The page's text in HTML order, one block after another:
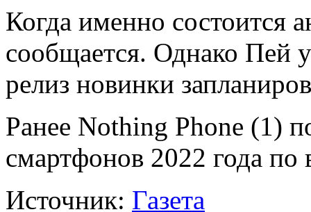
Когда именно состоится
сообщается. Однако Пей
релиз новинки
Ранее Nothing Phone (1)
смартфонов 2022 года по
Источник: Газета